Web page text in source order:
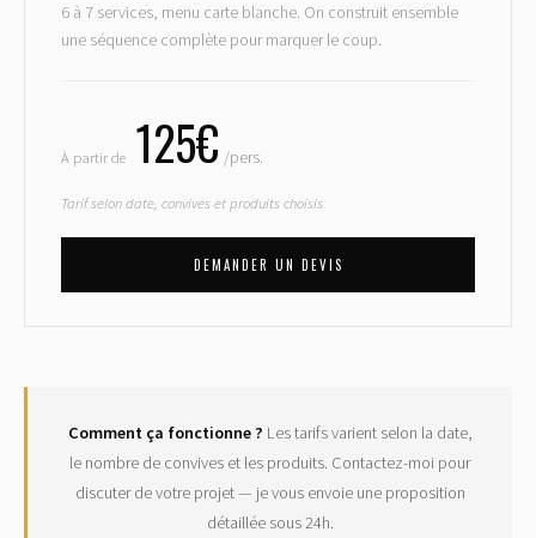
6 à 7 services, menu carte blanche. On construit ensemble
une séquence complète pour marquer le coup.
À partir de 125€ /pers.
Tarif selon date, convives et produits choisis
DEMANDER UN DEVIS
Comment ça fonctionne ? Les tarifs varient selon la date,
le nombre de convives et les produits. Contactez-moi pour
discuter de votre projet — je vous envoie une proposition
détaillée sous 24h.